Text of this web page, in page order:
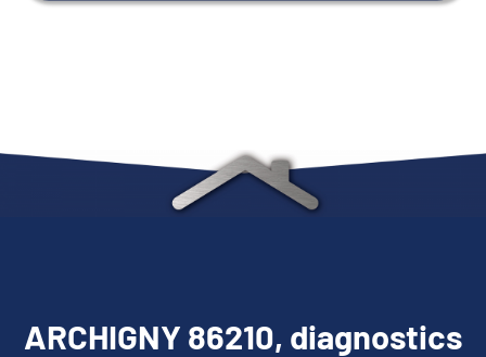
ARCHIGNY 86210, diagnostics